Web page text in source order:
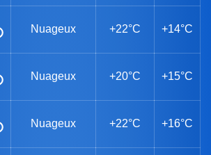
Nuageux +22°C +14°C
Nuageux +20°C +15°C
Nuageux +22°C +16°C